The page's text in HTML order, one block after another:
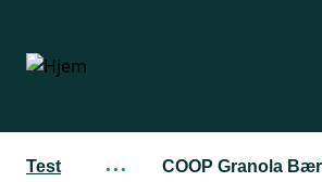
hovedindhold
Test ··· COOP Granola